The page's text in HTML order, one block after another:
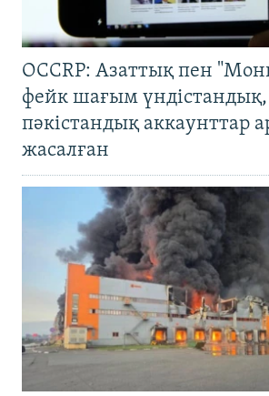
OCCRP: Азаттық пен
фейк шағым үндістандық,
пәкістандық аккаунттар
жасалған